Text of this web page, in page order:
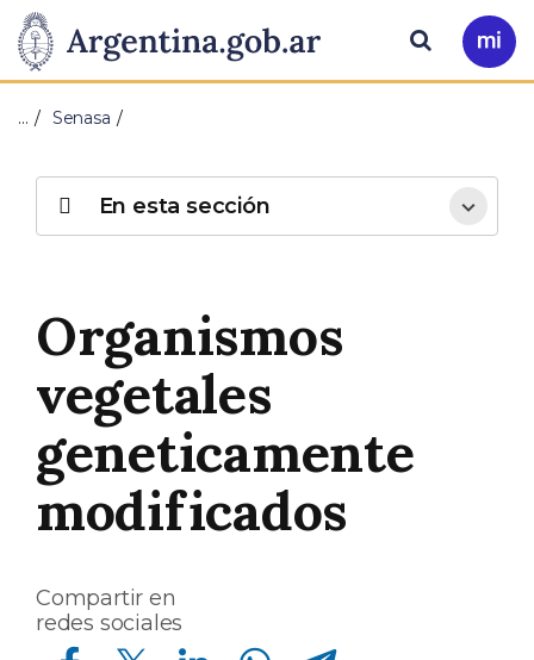
Presidencia
de
Nación
Pasar al contenido principal
Ir
a
Buscar
… Senasa
Organismos
vegetales
geneticamente
modificados
Compartir en
redes sociales
Compartir en Facebook Compartir en Twitter Compartir en Linkedin Compartir en Whatsapp Compartir en Telegram
En esta sección